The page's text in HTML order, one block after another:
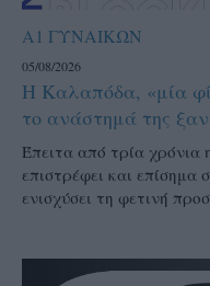
Α1 ΓΥΝΑΙΚΩΝ
05/08/2026
Η Καλαπόδα, «μία
το ανάστημά της
Έπειτα από τρία
επιστρέφει και επίσημα
ενισχύσει τη φετινή